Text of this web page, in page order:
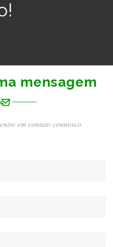
mensagem
em contato connosco